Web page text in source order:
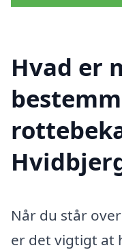
Hvad er
Når du står
er det vigtigt at